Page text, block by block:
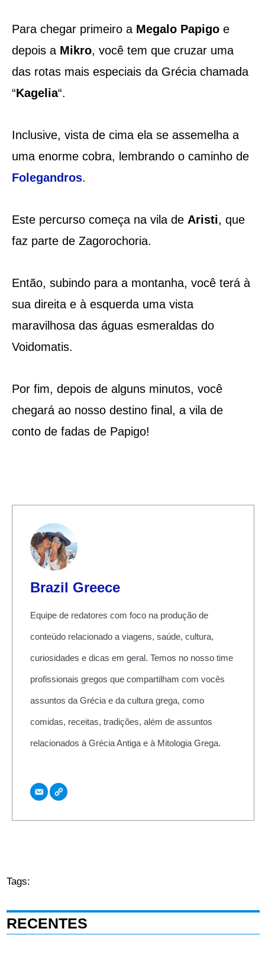
Para chegar primeiro a Megalo Papigoe
depois aMikro, você tem que cruzar uma
das rotas mais especiais da Grécia chamada
“Kagelia“.
Inclusive, vista de cima ela se assemelha a
uma enorme cobra, lembrando o caminho de
Folegandros.
Este percurso começa na vila de Aristi, que
faz parte de Zagorochoria.
Então, subindo para a montanha, você terá à
sua direita e à esquerda uma vista
maravilhosa das águas esmeraldas do
Voidomatis.
Por fim, depois de alguns minutos, você
chegará ao nosso destino final, a vila de
conto de fadas de Papigo!
Brazil Greece
Equipe de redatores com foco na produção de
conteúdo relacionado a viagens, saúde, cultura,
curiosidades e dicas em geral. Temos no nosso time
profissionais gregos que compartilham com vocês
assuntos da Grécia e da cultura grega, como
comidas, receitas, tradições, além de assuntos
relacionados à Grécia Antiga e à Mitologia Grega.
Tags:
RECENTES